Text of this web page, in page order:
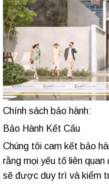
Chính sách bảo hành:
Bảo Hành Kết Cấu
Chúng tôi cam kết bảo
rằng mọi yếu tố liên
sẽ được duy trì và kiểm